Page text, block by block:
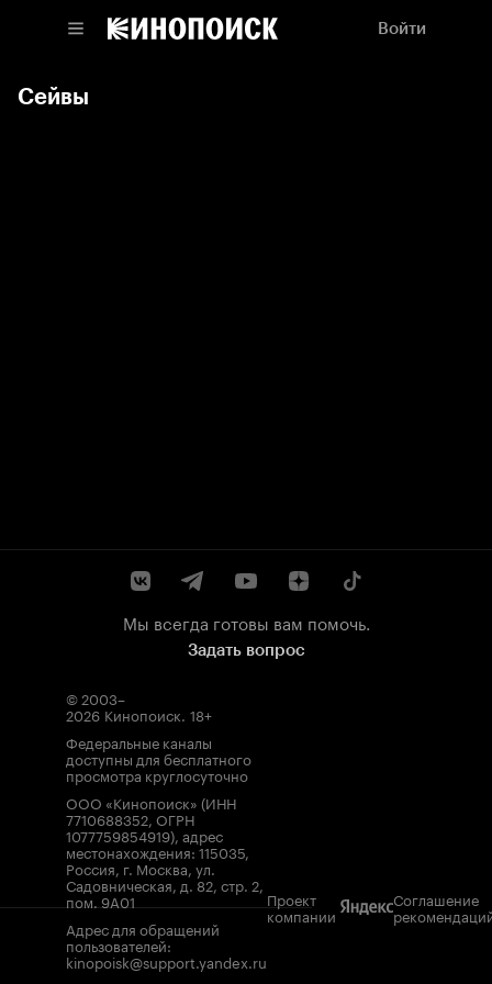
Войти
Сейвы
Мы всегда готовы вам помочь.
Задать вопрос
© 2003–
2026 Кинопоиск. 18+
Федеральные каналы
доступны для бесплатного
просмотра круглосуточно
ООО «Кинопоиск» (ИНН
7710688352, ОГРН
1077759854919), адрес
местонахождения: 115035,
Россия, г. Москва, ул.
Садовническая, д. 82, стр. 2,
пом. 9А01
Адрес для обращений
пользователей:
kinopoisk@support.yandex.ru
Проект
компании
Соглашение